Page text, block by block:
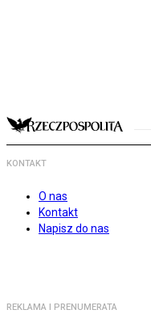
KONTAKT
O nas
Kontakt
Napisz do nas
REKLAMA I PRENUMERATA